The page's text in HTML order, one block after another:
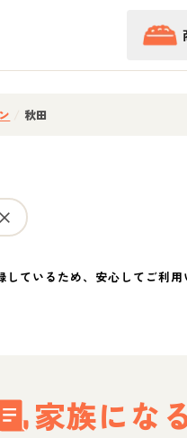
秋田
ているため、安心してご利
家族にな